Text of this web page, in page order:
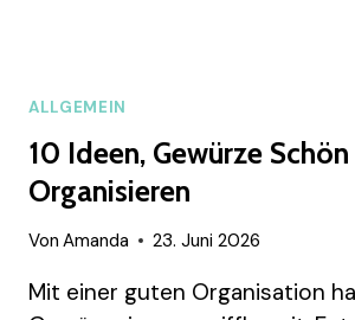
ALLGEMEIN
10 Ideen, Gewürze Schön
Organisieren
Von Amanda 23. Juni 2026
Mit einer guten Organisation